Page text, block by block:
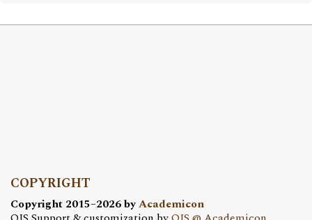
COPYRIGHT
Copyright 2015–2026 byAcademicon